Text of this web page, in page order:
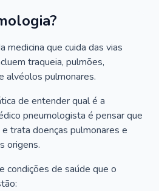
medicina que cuida das vias
traqueia, pulmões,
alvéolos pulmonares.
de entender qual é a
pneumologista é pensar que
trata doenças pulmonares e
origens.
condições de saúde que o